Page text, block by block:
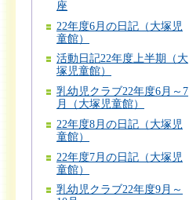
座
22年度6月の日記（大塚児
童館）
活動日記22年度上半期（大
塚児童館）
乳幼児クラブ22年度6月～7
月（大塚児童館）
22年度8月の日記（大塚児
童館）
22年度7月の日記（大塚児
童館）
乳幼児クラブ22年度9月～